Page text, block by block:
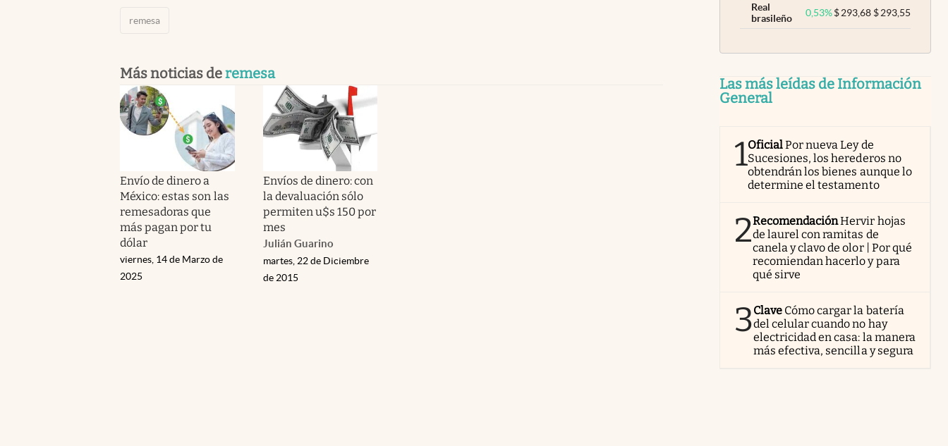
remesa
Más noticias deremesa
Envío de dinero a
México: estas son las
remesadoras que
más pagan por tu
dólar
viernes, 14 de Marzo de
2025
Envíos de dinero: con
la devaluación sólo
permiten u$s 150 por
mes
Julián Guarino
martes, 22 de Diciembre
de 2015
Real
brasileño
0,53% $293,68 $293,55
Las más leídas de Información
General
1OficialPor nueva Ley de
Sucesiones, los herederos no
obtendrán los bienes aunque lo
determine el testamento
2RecomendaciónHervir hojas
de laurel con ramitas de
canela y clavo de olor | Por qué
recomiendan hacerlo y para
qué sirve
3Clave Cómo cargar la batería
del celular cuando no hay
electricidad en casa: la manera
más efectiva, sencilla y segura